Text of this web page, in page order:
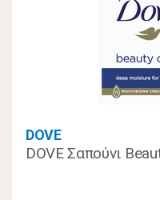
DOVE
DOVE Σαπούνι